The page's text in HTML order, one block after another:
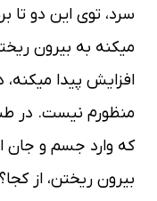
سرد، توي اين دو
ميكنه به بيرون
افزايش پيدا
منظورم نيست. در
كه وارد جسم و جان
بيرون ريختن، از